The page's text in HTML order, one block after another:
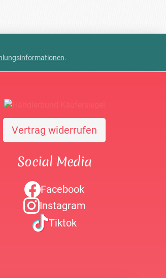
.
Vertrag widerrufen
Social Media
Facebook
Instagram
Tiktok